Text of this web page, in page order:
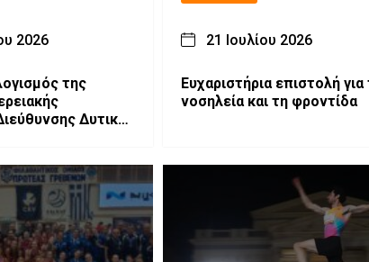
2026
της
Δυτικής
21 Ιουλίου 2026
Ευχαριστήρια επιστολή για
νοσηλεία και τη φροντίδα